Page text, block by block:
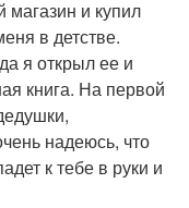
магазин и купил
в детстве.
я открыл ее и
книга. На первой
надеюсь, что
к тебе в руки и